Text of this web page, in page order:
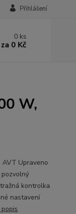
Přihlášení
0 ks
za 0 Kč
W,
Upraveno
kontrolka
nastavení